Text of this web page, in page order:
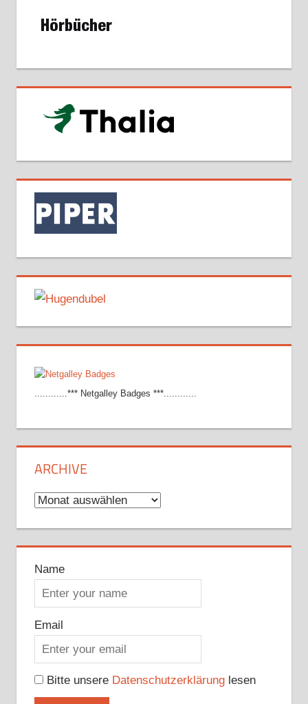
............*** Netgalley Badges ***............
ARCHIVE
Archive
Name
Email
Bitte unsere Datenschutzerklärunglesen